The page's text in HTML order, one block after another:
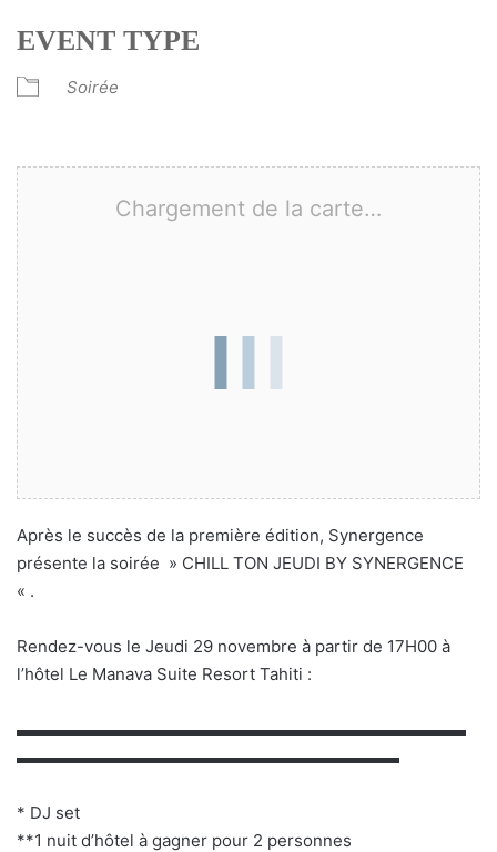
EVENT TYPE
Soirée
Chargement de la carte…
Après le succès de la première édition, Synergence
présente la soirée » CHILL TON JEUDI BY SYNERGENCE
« .
Rendez-vous le Jeudi 29 novembre à partir de 17H00 à
l’hôtel Le Manava Suite Resort Tahiti :
▬▬▬▬▬▬▬▬▬▬▬▬▬▬▬▬▬▬▬▬▬▬▬▬▬▬▬
▬▬▬▬▬▬▬▬▬▬▬▬▬▬▬▬▬▬▬▬▬▬▬
* DJ set
**1 nuit d’hôtel à gagner pour 2 personnes